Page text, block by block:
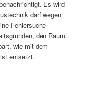
Es wird
darf wegen
Fehlersuche
den Raum.
wie mit dem
entsetzt.